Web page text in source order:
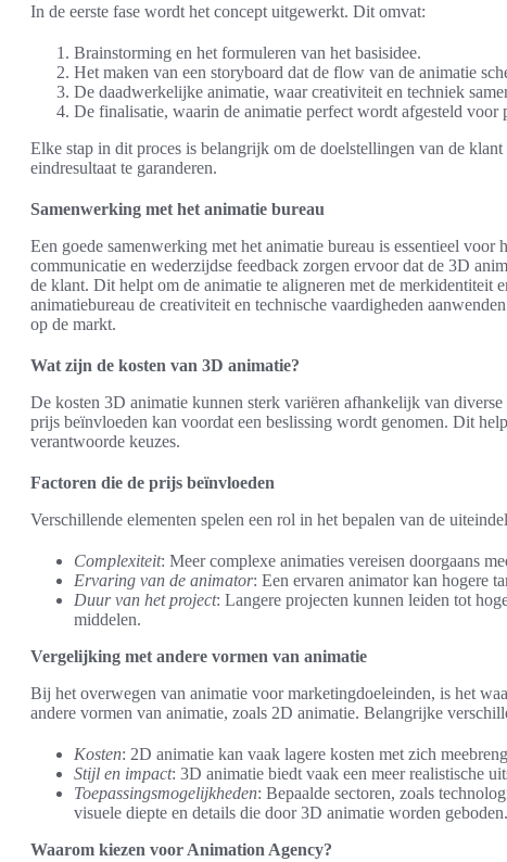
In de eerste fase wordt het concept uitgewerkt. Dit omvat:
Brainstorming en het formuleren van het basisidee.
Het maken van een storyboard dat de flow van de animatie
De daadwerkelijke animatie, waar creativiteit en techniek
De finalisatie, waarin de animatie perfect wordt afgesteld voor
Elke stap in dit proces is belangrijk om de doelstellingen van de
eindresultaat te garanderen.
Samenwerking met het animatie bureau
Een goede samenwerking met het animatie bureau is essentieel voor
communicatie en wederzijdse feedback zorgen ervoor dat de 3D
de klant. Dit helpt om de animatie te aligneren met de merkidentiteit
animatiebureau de creativiteit en technische vaardigheden
op de markt.
Wat zijn de kosten van 3D animatie?
De kosten 3D animatie kunnen sterk variëren afhankelijk van
prijs beïnvloeden kan voordat een beslissing wordt genomen. Dit
verantwoorde keuzes.
Factoren die de prijs beïnvloeden
Verschillende elementen spelen een rol in het bepalen van de
Complexiteit: Meer complexe animaties vereisen doorgaans
Ervaring van de animator: Een ervaren animator kan hogere
Duur van het project: Langere projecten kunnen leiden tot
middelen.
Vergelijking met andere vormen van animatie
Bij het overwegen van animatie voor marketingdoeleinden, is het
andere vormen van animatie, zoals 2D animatie. Belangrijke
Kosten: 2D animatie kan vaak lagere kosten met zich
Stijl en impact: 3D animatie biedt vaak een meer realistische
Toepassingsmogelijkheden: Bepaalde sectoren, zoals
visuele diepte en details die door 3D animatie worden geboden.
Waarom kiezen voor Animation Agency?